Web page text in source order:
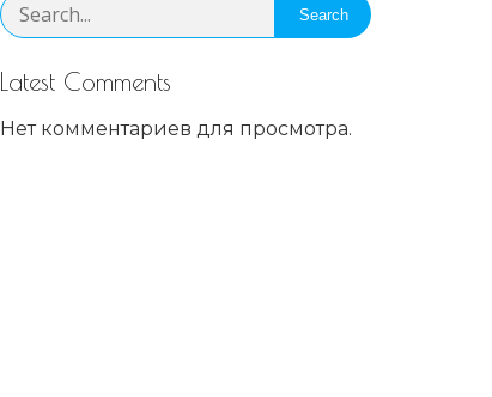
Search
Latest Comments
Нет комментариев для просмотра.